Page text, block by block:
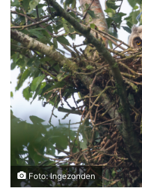
Foto: Ingezonden